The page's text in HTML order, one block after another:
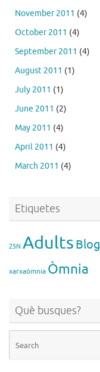
November 2011 (4)
October 2011 (4)
September 2011 (4)
August 2011 (1)
July 2011 (1)
June 2011 (2)
May 2011 (4)
April 2011 (4)
March 2011 (4)
Etiquetes
25N AdultsBlog
xarxaòmnia Òmnia
Què busques?